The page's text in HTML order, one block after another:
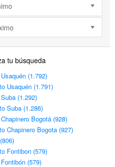
tu búsqueda
(1.792)
Usaquén (1.791)
(1.292)
Suba (1.286)
Bogotá (928)
Chapinero Bogota (927)
Fontibon (579)
(579)